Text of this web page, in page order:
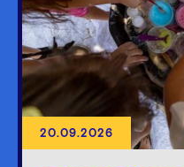
20.09.2026